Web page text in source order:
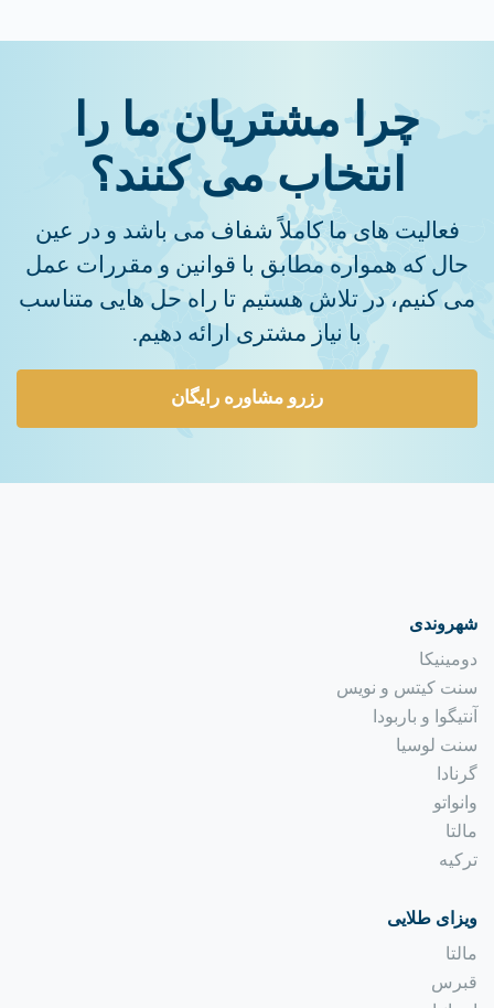
چرا مشتریان ما را
انتخاب می کنند؟
فعالیت های ما کاملاً شفاف می باشد و در عین
حال که همواره مطابق با قوانین و مقررات عمل
می کنیم، در تلاش هستیم تا راه حل هایی متناسب
با نیاز مشتری ارائه دهیم.
رزرو مشاوره رایگان
شهروندی
دومینیکا
سنت کیتس و نویس
آنتیگوا و باربودا
سنت لوسیا
گرنادا
وانواتو
مالتا
ترکیه
ویزای طلایی
مالتا
قبرس